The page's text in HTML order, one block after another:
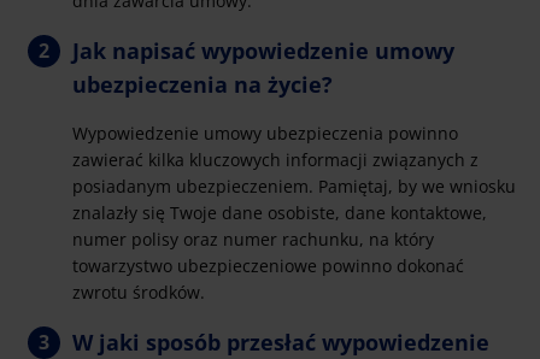
Jak napisać wypowiedzenie umowy
ubezpieczenia na życie?
Wypowiedzenie umowy ubezpieczenia powinno
zawierać kilka kluczowych informacji związanych z
posiadanym ubezpieczeniem. Pamiętaj, by we wniosku
znalazły się Twoje dane osobiste, dane kontaktowe,
numer polisy oraz numer rachunku, na który
towarzystwo ubezpieczeniowe powinno dokonać
zwrotu środków.
W jaki sposób przesłać wypowiedzenie